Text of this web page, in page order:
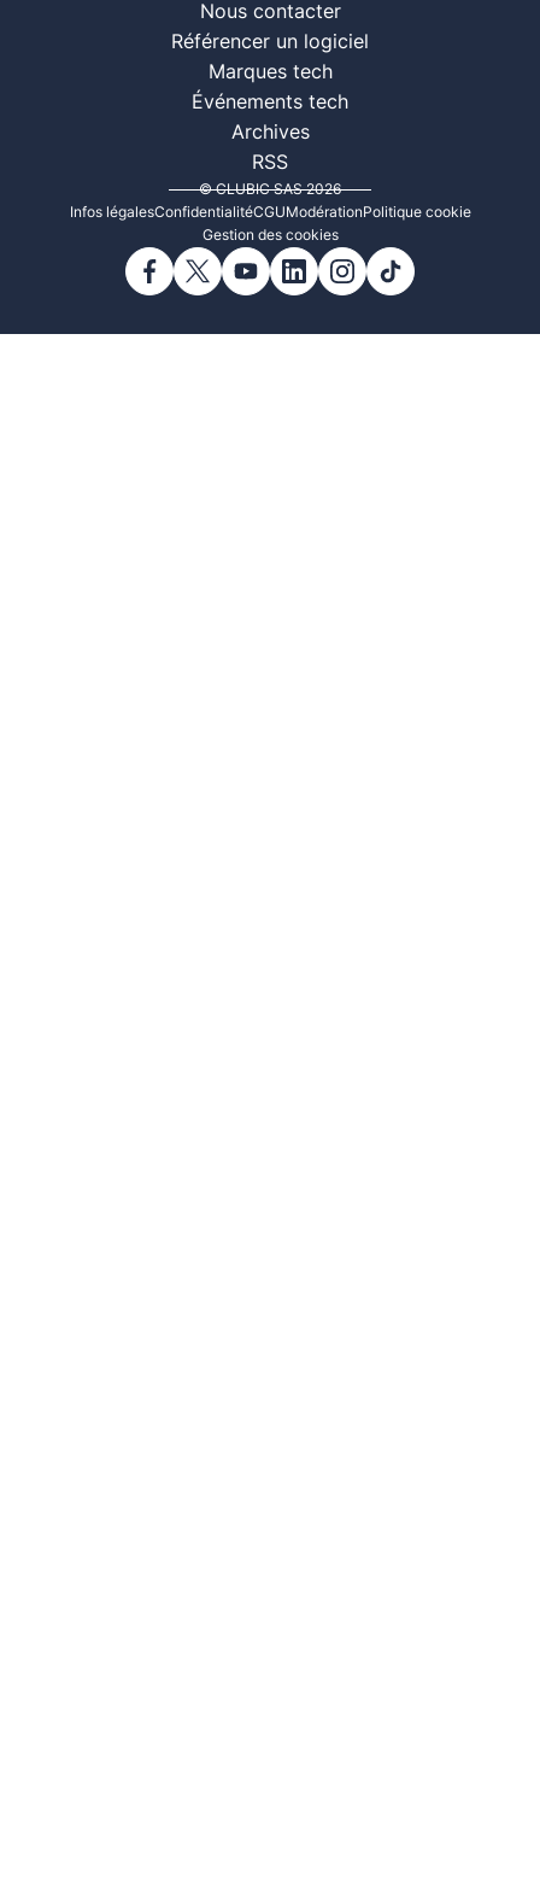
Nous contacter
Référencer un logiciel
Marques tech
Événements tech
Archives
RSS
© CLUBIC SAS 2026
Infos légalesConfidentialitéCGUModérationPolitique cookie
Gestion des cookies